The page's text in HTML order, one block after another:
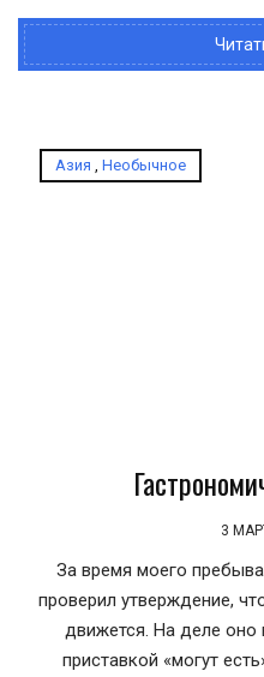
Азия Необычное
3
За время моего
проверил утверждение,
движется. На деле
приставкой «могут